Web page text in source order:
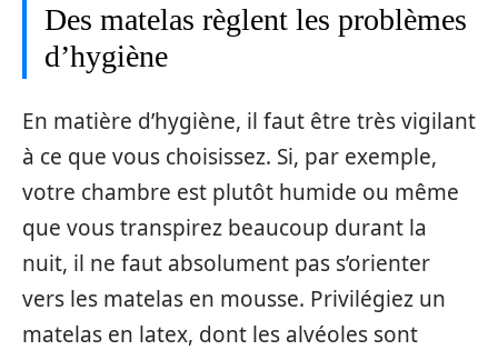
Des matelas règlent les problèmes
d’hygiène
En matière d’hygiène, il faut être très vigilant
à ce que vous choisissez. Si, par exemple,
votre chambre est plutôt humide ou même
que vous transpirez beaucoup durant la
nuit, il ne faut absolument pas s’orienter
vers les matelas en mousse. Privilégiez un
matelas en latex, dont les alvéoles sont